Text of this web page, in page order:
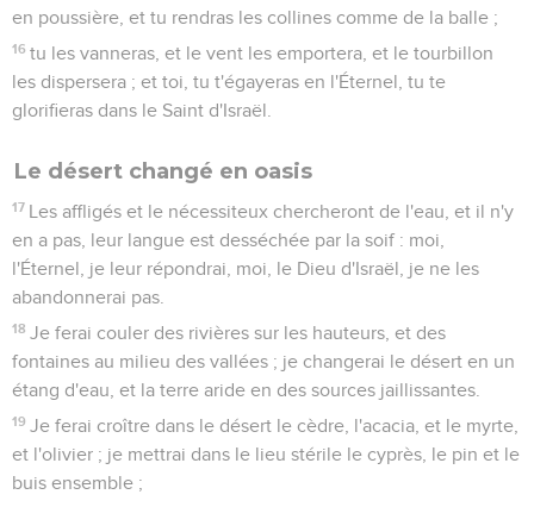
en poussière, et tu rendras les collines comme de la balle ;
16 tu les vanneras, et le vent les emportera, et le tourbillon
les dispersera ; et toi, tu t'égayeras en l'Éternel, tu te
glorifieras dans le Saint d'Israël.
Le désert changé en oasis
17 Les affligés et le nécessiteux chercheront de l'eau, et il n'y
en a pas, leur langue est desséchée par la soif : moi,
l'Éternel, je leur répondrai, moi, le Dieu d'Israël, je ne les
abandonnerai pas.
18 Je ferai couler des rivières sur les hauteurs, et des
fontaines au milieu des vallées ; je changerai le désert en un
étang d'eau, et la terre aride en des sources jaillissantes.
19 Je ferai croître dans le désert le cèdre, l'acacia, et le myrte,
et l'olivier ; je mettrai dans le lieu stérile le cyprès, le pin et le
buis ensemble ;